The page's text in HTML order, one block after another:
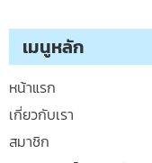
เมนูหลัก
หน้าแรก
เกี่ยวกับเรา
สมาชิก